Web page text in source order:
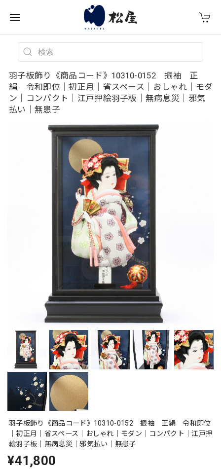
羽子板飾り《商品コード》10310-0152 振袖 正
絹 令和即位｜初正月｜省スペース｜おしゃれ｜モダ
ン｜コンパクト｜江戸押絵羽子板｜無病息災｜邪気
払い｜無患子
羽子板飾り《商品コード》10310-0152 振袖 正絹 令和即位
｜初正月｜省スペース｜おしゃれ｜モダン｜コンパクト｜江戸押
絵羽子板｜無病息災｜邪気払い｜無患子
¥41,800